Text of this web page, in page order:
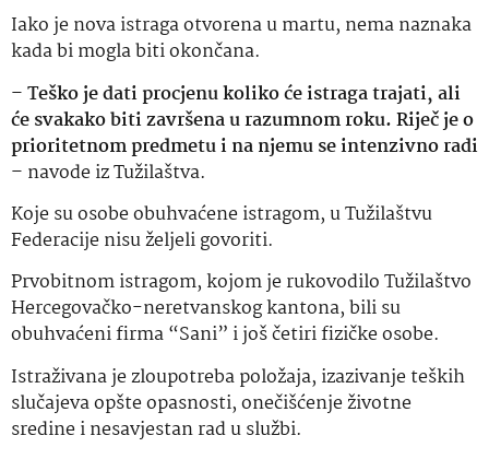
Iako je nova istraga otvorena u martu, nema naznaka
kada bi mogla biti okončana.
–Teško je dati procjenu koliko će istraga trajati, ali
će svakako biti završena u razumnom roku. Riječ je o
prioritetnom predmetu i na njemu se intenzivno radi
– navode iz Tužilaštva.
Koje su osobe obuhvaćene istragom, u Tužilaštvu
Federacije nisu željeli govoriti.
Prvobitnom istragom, kojom je rukovodilo Tužilaštvo
Hercegovačko-neretvanskog kantona, bili su
obuhvaćeni firma “Sani” i još četiri fizičke osobe.
Istraživana je zloupotreba položaja, izazivanje teških
slučajeva opšte opasnosti, onečišćenje životne
sredine i nesavjestan rad u službi.